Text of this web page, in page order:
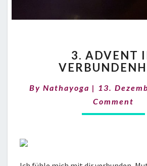
ADVENT
IN
3. ADVENT
By Nathayoga | 13.
Comment